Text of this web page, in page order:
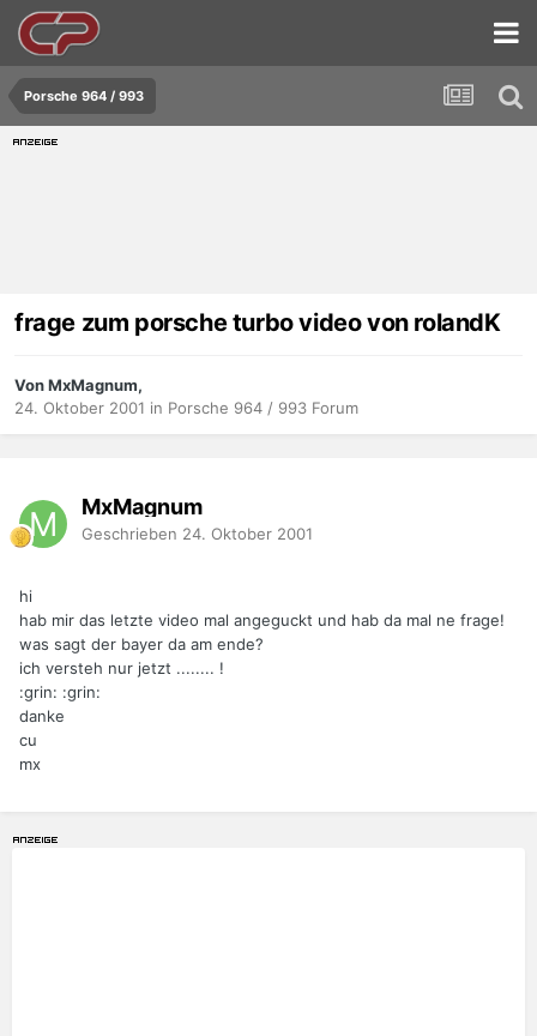
Porsche 964 / 993
frage zum porsche turbo video von rolandK
Von MxMagnum,
24. Oktober 2001 in Porsche 964 / 993 Forum
MxMagnum
Geschrieben 24. Oktober 2001
hi
hab mir das letzte video mal angeguckt und hab da mal ne frage!
was sagt der bayer da am ende?
ich versteh nur jetzt ........ !
:grin: :grin:
danke
cu
mx